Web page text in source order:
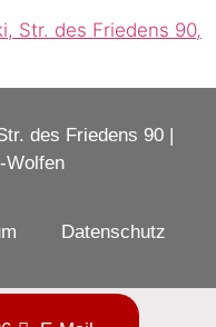
des Friedens 90 |
Wolfen
Datenschutz